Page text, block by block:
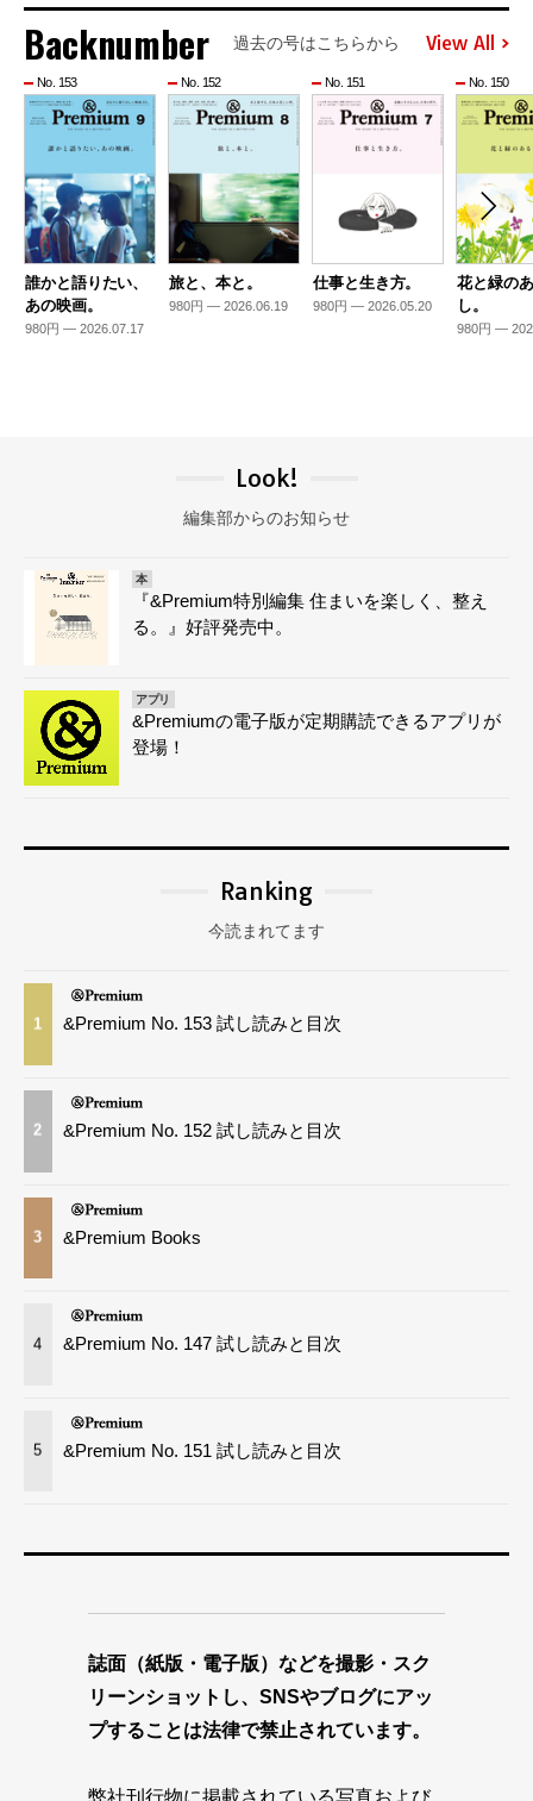
Backnumber 過去の号はこちらから View All
No. 153
誰かと語りたい、
あの映画。
980円 — 2026.07.17
No. 152
旅と、本と。
980円 — 2026.06.19
No. 151
仕事と生き方。
980円 — 2026.05.20
No. 150
花と緑の
し。
980円 —
Look!
編集部からのお知らせ
本
『&Premium特別編集 住まいを楽しく、整え
る。』好評発売中。
アプリ
&Premiumの電子版が定期購読できるアプリが
登場！
Ranking
今読まれてます
1 &Premium No. 153 試し読みと目次
2 &Premium No. 152 試し読みと目次
3 &Premium Books
4 &Premium No. 147 試し読みと目次
5 &Premium No. 151 試し読みと目次
誌面（紙版・電子版）などを撮影・スク
リーンショットし、SNSやブログにアッ
プすることは法律で禁止されています。